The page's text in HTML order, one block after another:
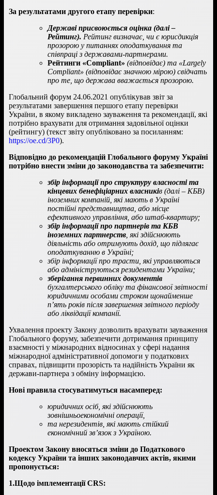
За результатами другого етапу перевірки:
Державі присвоюється оцінка (далі –
Рейтинг). Рейтинг визначає, чи є юрисдикція
прозорою у питаннях оподаткування та
співпраці з державами-партнерами.
Рейтинги «Compliant» (відповідає) та «Largely
Compliant» (відповідає значною мірою) свідчать
про те, що держава вважається прозорою.
Глобальний форум 24.06.2021 опублікував звіт за
результатами завершення першого етапу перевірки
України, в якому викладено зауваження та рекомендації, які
потрібно врахувати для отримання задовільної оцінки
(рейтингу) (текст звіту опубліковано за посиланням:
https://oe.cd/3P0).
Відповідно до рекомендацій Глобального форуму Україні
потрібно внести зміни до законодавства та забезпечити:
збір інформації про структуру власності та
кінцевих бенефіціарних власників (далі – КБВ)
іноземних компаній, які мають в Україні
постійні представництва, або місце
ефективного управління, або штаб-квартиру;
збір інформації про партнерів та КБВ
іноземних партнерств , які здійснюють
діяльність або отримують дохід, що підлягає
оподаткуванню в Україні;
збір інформації про трасти, які управляються
або адмініструються резидентами України;
зберігання первинних документів
бухгалтерського обліку та фінансової звітності
юридичними особами строком щонайменше
п’ять років після завершення звітного періоду
або ліквідації компанії.
Ухвалення проекту Закону дозволить врахувати зауваження
Глобального форуму, забезпечити дотримання принципу
взаємності у міжнародних відносинах у сфері надання
міжнародної адміністративної допомоги у податкових
справах, підвищити прозорість та надійність України як
держави-партнера з обміну інформацією.
Нові правила стосуватимуться насамперед:
юридичних осіб, які здійснюють
зовнішньоекономічні операції,
та нерезидентів, які мають стійкий
економічний зв’язок з Україною.
Проектом Закону вносяться зміни до Податкового
кодексу України та інших законодавчих актів, якими
пропонується:
1.Щодо імплементації CRS: